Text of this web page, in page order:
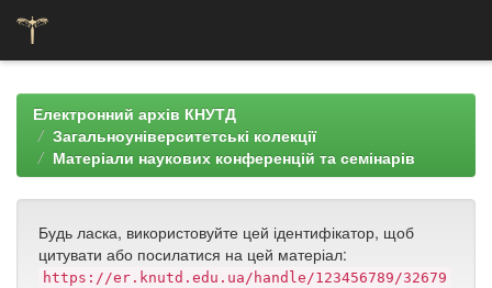
navigationЕлектронний архів КНУТД
Загальноуніверситетські колекції
Матеріали наукових конференцій та семінарів
Будь ласка, використовуйте цей ідентифікатор, щоб
цитувати або посилатися на цей матеріал:
https://er.knutd.edu.ua/handle/123456789/32679